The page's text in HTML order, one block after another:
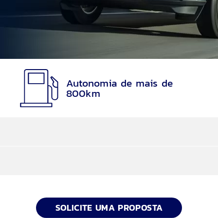
Autonomia de mais de
800km
Escorregadio, Eco, Sport e Rebocar/Transp
parcelas são reduzidas e, no final, você utiliza o seu
SOLICITE UMA PROPOSTA